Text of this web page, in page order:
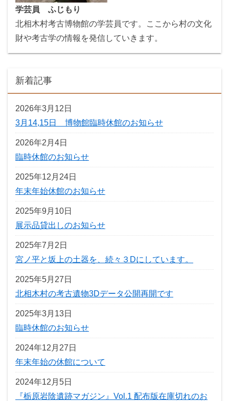
学芸員 ふじもり
北相木村考古博物館の学芸員です。ここから村の文化
財や考古学の情報を発信していきます。
新着記事
2026年3月12日
3月14,15日 博物館臨時休館のお知らせ
2026年2月4日
臨時休館のお知らせ
2025年12月24日
年末年始休館のお知らせ
2025年9月10日
展示品貸出しのお知らせ
2025年7月2日
宮ノ平と坂上の土器を、続々３Dにしています。
2025年5月27日
北相木村の考古遺物3Dデータ公開再開です
2025年3月13日
臨時休館のお知らせ
2024年12月27日
年末年始の休館について
2024年12月5日
『栃原岩陰遺跡マガジン』Vol.1 配布版在庫切れのお